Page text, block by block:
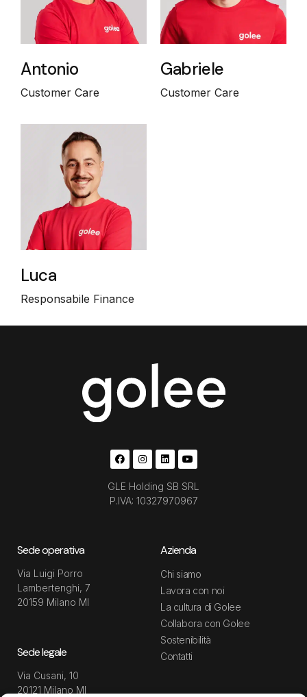
Antonio
Customer Care
Gabriele
Customer Care
Luca
Responsabile Finance
GLE Holding SB SRL
P.IVA: 10327970967
Sede operativa
Via Luigi Porro
Lambertenghi, 7
20159 Milano MI
Sede legale
Via Cusani, 10
20121 Milano MI
Azienda
Chi siamo
Lavora con noi
La cultura di Golee
Collabora con Golee
Sostenibilità
Contatti